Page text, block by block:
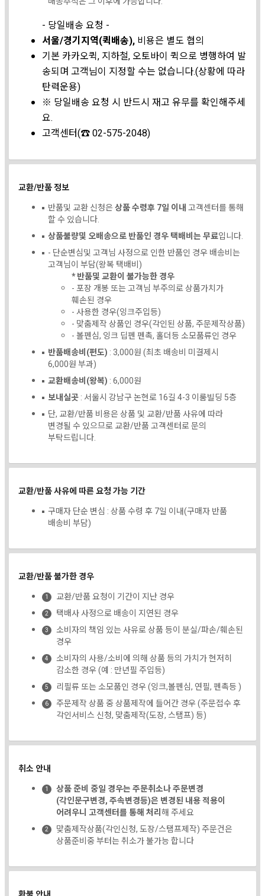
- 당일배송 요청 -
서울/경기지역(퀵배송), 비용은 별도 협의
기본 카카오퀵, 지하철, 오토바이 퀵으로 병행하여 발
송되며 고객님이 지정할 수는 없습니다.(상황에 따라
탄력운용)
※ 당일배송 요청 시 반드시 재고 유무를 확인해주세
요.
고객센터(☎ 02-575-2048)
교환/반품 정보
반품및 교환 신청은상품 수령후 7일 이내고객센터를 통해
할 수 있습니다.
상품불량및 오배송으로 반품인 경우 택배비는 무료입니다.
- 단순변심및 고객님 사정으로 인한 반품인 경우 배송비는
고객님이 부담(왕복 택배비)
* 반품및 교환이 불가능한 경우
- 포장 개봉 또는 고객님 부주의로 상품가치가
훼손된 경우
- 사용한 경우(잉크주입등)
- 맞춤제작 상품인 경우(각인된 상품, 주문제작상품)
- 볼펜심, 잉크 딥펜 펜촉, 홀더등 소모품류인 경우
반품배송비(편도) : 3,000원 (최초 배송비 미결제시
6,000원 부과)
교환배송비(왕복) : 6,000원
보내실곳: 서울시 강남구 논현로 16길 4-3 이룸빌딩 5층
단, 교환/반품 비용은 상품 및 교환/반품 사유에 따라
변경될 수 있으므로 교환/반품 고객센터로 문의
부탁드립니다.
교환/반품 사유에 따른 요청 가능 기간
구매자 단순 변심 : 상품 수령 후 7일 이내(구매자 반품
배송비 부담)
교환/반품 불가한 경우
교환/반품 요청이 기간이 지난 경우
택배사 사정으로 배송이 지연된 경우
소비자의 책임 있는 사유로 상품 등이 분실/파손/훼손된
경우
소비자의 사용/소비에 의해 상품 등의 가치가 현저히
감소한 경우 (예 : 만년필 주입등)
리필류 또는 소모품인 경우 (잉크,볼펜심, 연필, 펜촉등 )
주문제작 상품 중 상품제작에 들어간 경우 (주문접수 후
각인서비스 신청, 맞춤제작(도장, 스탬프) 등)
취소 안내
상품 준비 중일 경우는 주문취소나 주문변경
(각인문구변경, 주속변경등)은 변경된 내용 적용이
어려우니 고객센터를 통해 처리해 주세요
맞춤제작상품(각인신청, 도장/스탬프제작) 주문건은
상품준비중 부터는 취소가 불가능 합니다